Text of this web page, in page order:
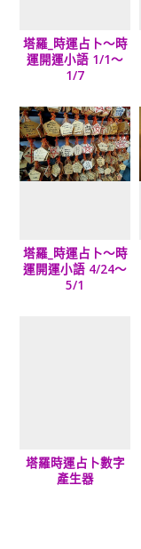
塔羅_時運占卜～時
運開運小語 1/1～
1/7
塔羅_時運占卜～時
運開運小語 4/24～
5/1
塔羅時運占卜數字
產生器